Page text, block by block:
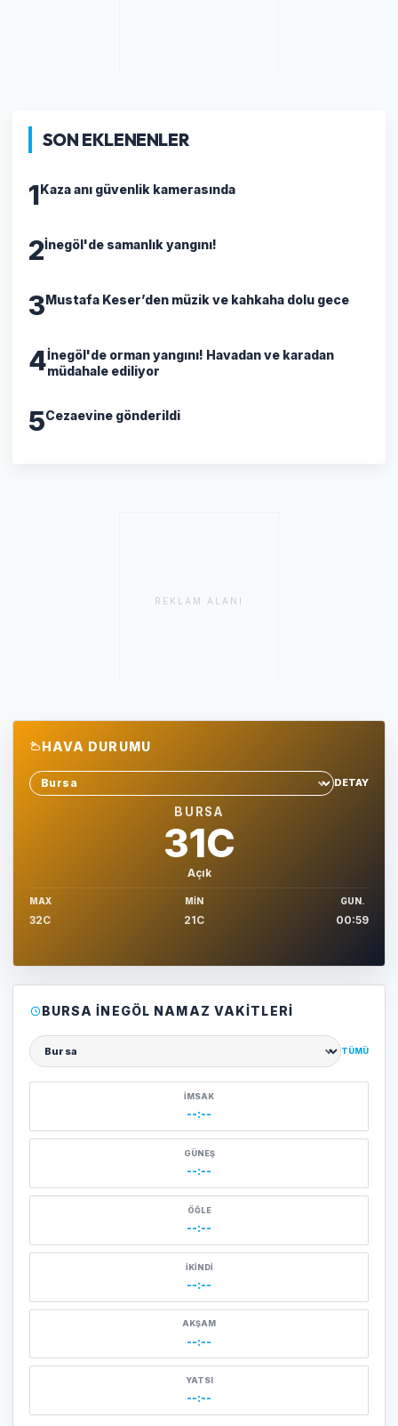
SON EKLENENLER
1Kaza anı güvenlik kamerasında
2İnegöl'de samanlık yangını!
3Mustafa Keser’den müzik ve kahkaha dolu gece
4İnegöl'de orman yangını! Havadan ve karadan
müdahale ediliyor
5Cezaevine gönderildi
REKLAM ALANI
HAVA DURUMU
Sehir sec
DETAY
BURSA
31C
Açık
MAX
32C
MIN
21C
GUN.
00:59
BURSA İNEGÖL NAMAZ VAKITLERI
Şehir seçin
TÜMÜ
İMSAK
--:--
GÜNEŞ
--:--
ÖĞLE
--:--
İKINDI
--:--
AKŞAM
--:--
YATSI
--:--